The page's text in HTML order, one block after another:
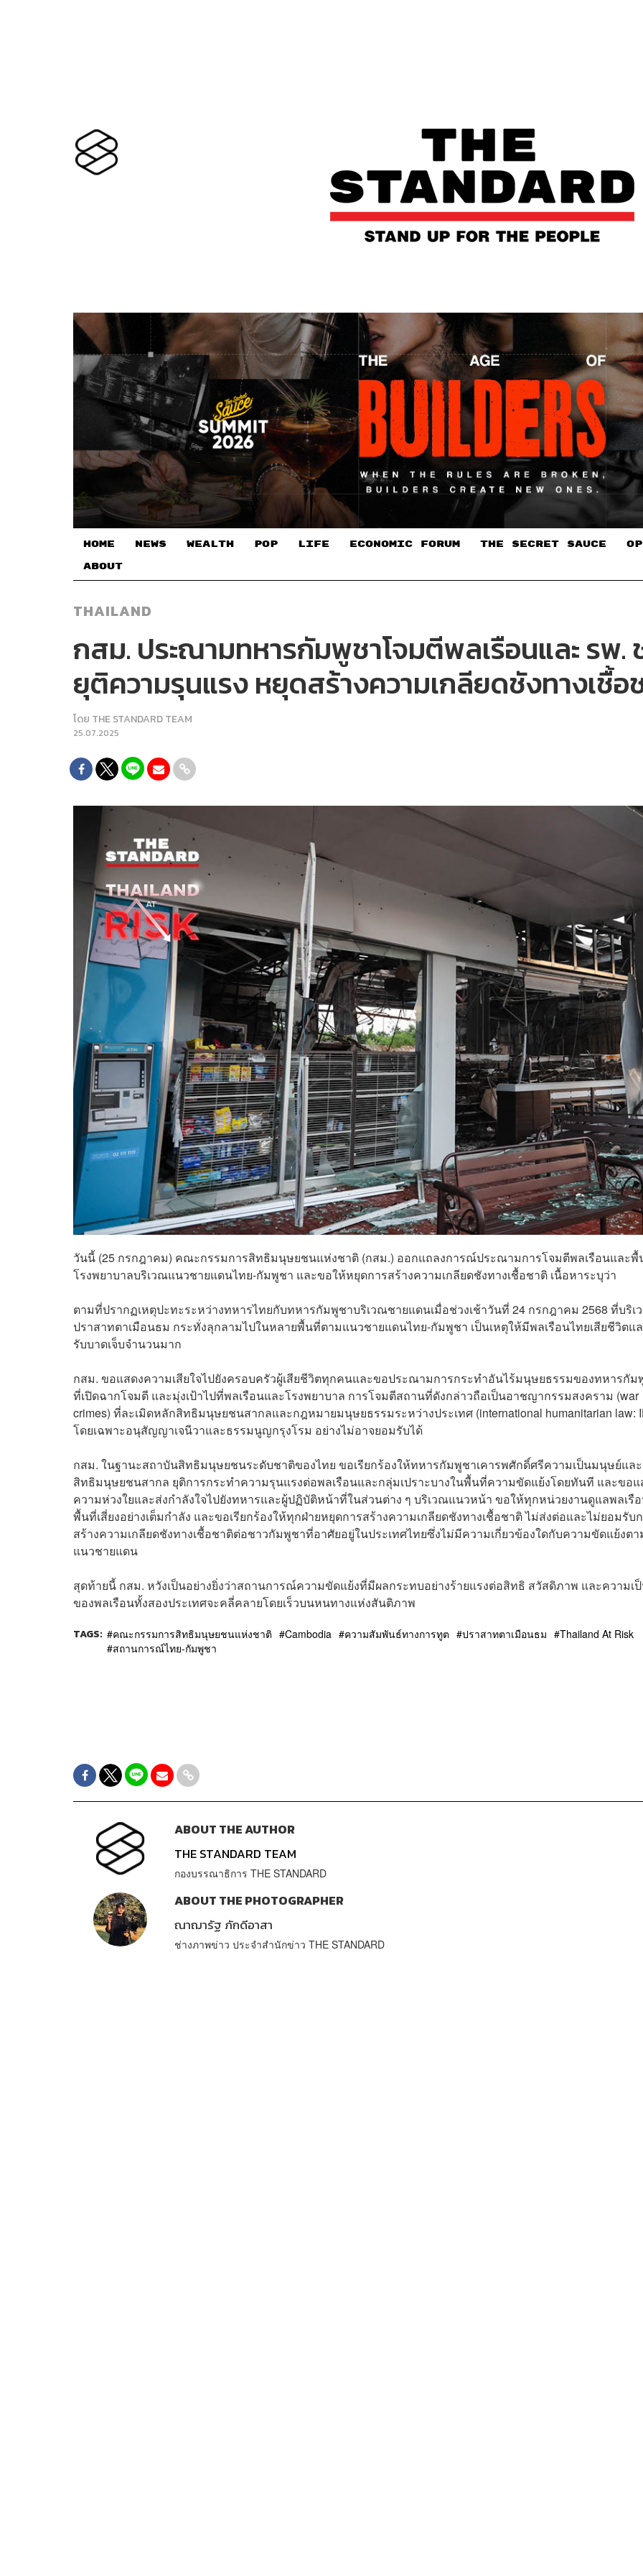
HOME NEWS WEALTH POP LIFE ECONOMIC FORUM THE SECRET SAUCE​
ABOUT
THAILAND
กสม. ประณามทหารกัมพูชาโจมตีพลเรือนและ รพ.
ยุติความรุนแรง หยุดสร้างความเกลียดชังทางเชื้อ
โดย THE STANDARD TEAM
25.07.2025
วันนี้ (25 กรกฎาคม) คณะกรรมการสิทธิมนุษยชนแห่งชาติ (กสม.) ออกแถลงการณ์ประณามการโจมตีพลเรือนและ
โรงพยาบาลบริเวณแนวชายแดนไทย-กัมพูชา และขอให้หยุดการสร้างความเกลียดชังทางเชื้อชาติ เนื้อหาระบุว่า
ตามที่ปรากฏเหตุปะทะระหว่างทหารไทยกับทหารกัมพูชาบริเวณชายแดนเมื่อช่วงเช้าวันที่ 24 กรกฎาคม 2568 ที่บริเ
ปราสาทตาเมือนธม กระทั่งลุกลามไปในหลายพื้นที่ตามแนวชายแดนไทย-กัมพูชา เป็นเหตุให้มีพลเรือนไทยเสียชีวิตแ
รับบาดเจ็บจำนวนมาก
กสม. ขอแสดงความเสียใจไปยังครอบครัวผู้เสียชีวิตทุกคนและขอประณามการกระทำอันไร้มนุษยธรรมของทหารกัม
ที่เปิดฉากโจมตี และมุ่งเป้าไปที่พลเรือนและโรงพยาบาล การโจมตีสถานที่ดังกล่าวถือเป็นอาชญากรรมสงคราม (war
crimes) ที่ละเมิดหลักสิทธิมนุษยชนสากลและกฎหมายมนุษยธรรมระหว่างประเทศ (international humanitarian law:
โดยเฉพาะอนุสัญญาเจนีวาและธรรมนูญกรุงโรม อย่างไม่อาจยอมรับได้
กสม. ในฐานะสถาบันสิทธิมนุษยชนระดับชาติของไทย ขอเรียกร้องให้ทหารกัมพูชาเคารพศักดิ์ศรีความเป็นมนุษย์แล
สิทธิมนุษยชนสากล ยุติการกระทำความรุนแรงต่อพลเรือนและกลุ่มเปราะบางในพื้นที่ความขัดแย้งโดยทันที และขอแ
ความห่วงใยและส่งกำลังใจไปยังทหารและผู้ปฏิบัติหน้าที่ในส่วนต่าง ๆ บริเวณแนวหน้า ขอให้ทุกหน่วยงานดูแลพลเรื
พื้นที่เสี่ยงอย่างเต็มกำลัง และขอเรียกร้องให้ทุกฝ่ายหยุดการสร้างความเกลียดชังทางเชื้อชาติ ไม่ส่งต่อและไม่ยอมรับ
สร้างความเกลียดชังทางเชื้อชาติต่อชาวกัมพูชาที่อาศัยอยู่ในประเทศไทยซึ่งไม่มีความเกี่ยวข้องใดกับความขัดแย้งต
แนวชายแดน
สุดท้ายนี้ กสม. หวังเป็นอย่างยิ่งว่าสถานการณ์ความขัดแย้งที่มีผลกระทบอย่างร้ายแรงต่อสิทธิ สวัสดิภาพ และความเ
ของพลเรือนทั้งสองประเทศจะคลี่คลายโดยเร็วบนหนทางแห่งสันติภาพ
TAGS: คณะกรรมการสิทธิมนุษยชนแห่งชาติ Cambodia ความสัมพันธ์ทางการทูต ปราสาทตาเมือนธม
Thailand At Risk
สถานการณ์ไทย-กัมพูชา
ABOUT THE AUTHOR
THE STANDARD TEAM
กองบรรณาธิการ THE STANDARD
ABOUT THE PHOTOGRAPHER
ณาฌารัฐ ภักดีอาสา
ช่างภาพข่าว ประจำสำนักข่าว THE STANDARD